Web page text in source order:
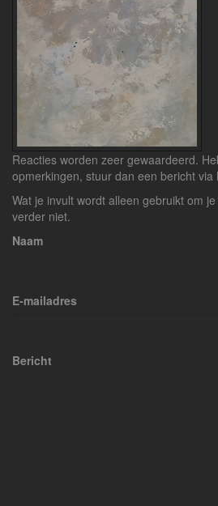
Reacties worden zeer gewaardeerd.
opmerkingen, stuur dan een bericht via
Wat je invult wordt alleen gebruikt om
verder niet.
Naam
E-mailadres
Bericht